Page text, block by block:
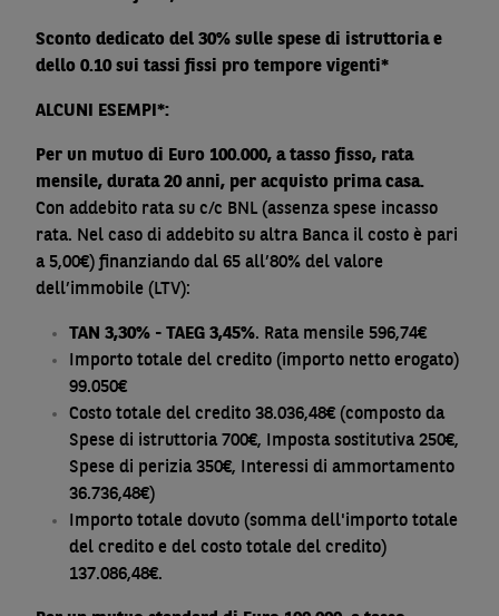
Sconto dedicato del 30% sulle spese di istruttoria e
dello 0.10 sui tassi fissi pro tempore vigenti*
ALCUNI ESEMPI*:
Per un mutuo di Euro 100.000, a tasso fisso, rata
mensile, durata 20 anni, per acquisto prima casa.
Con addebito rata su c/c BNL (assenza spese incasso
rata. Nel caso di addebito su altra Banca il costo è pari
a 5,00€) finanziando dal 65 all’80% del valore
dell’immobile (LTV):
TAN 3,30% - TAEG 3,45%. Rata mensile 596,74€
Importo totale del credito (importo netto erogato)
99.050€
Costo totale del credito 38.036,48€ (composto da
Spese di istruttoria 700€, Imposta sostitutiva 250€,
Spese di perizia 350€, Interessi di ammortamento
36.736,48€)
Importo totale dovuto (somma dell'importo totale
del credito e del costo totale del credito)
137.086,48€.